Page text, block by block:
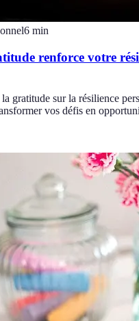
6 min
renforce votre
gratitude sur la résilience
vos défis en